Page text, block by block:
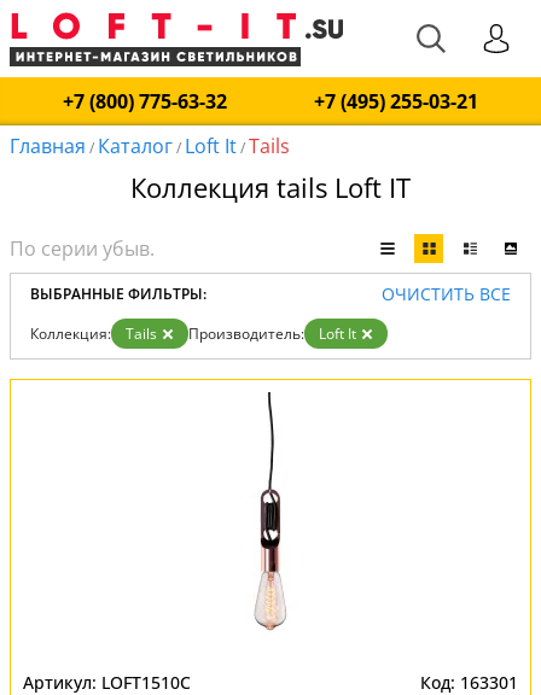
+7 (800) 775-63-32
+7 (495) 255-03-21
Главная / Каталог/ Loft It/Tails
Коллекция tails Loft IT
ВЫБРАННЫЕ ФИЛЬТРЫ: ОЧИСТИТЬ ВСЕ
Коллекция: Tails Производитель: Loft It
LOFT1510C 163301